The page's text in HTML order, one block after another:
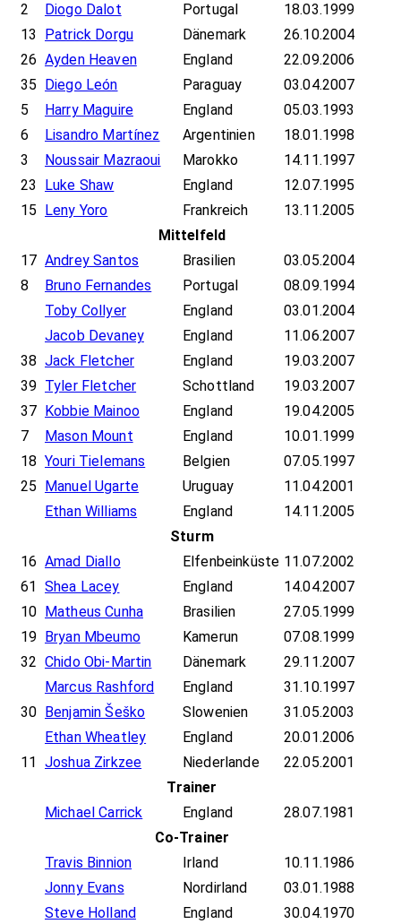
2
Diogo Dalot Portugal
18.03.1999
13
Patrick Dorgu Dänemark
26.10.2004
26 Ayden Heaven England
22.09.2006
35
Diego León Paraguay
03.04.2007
5
Harry Maguire England
05.03.1993
6
Lisandro Martínez Argentinien
18.01.1998
3
Noussair Mazraoui Marokko
14.11.1997
23
Luke Shaw England
12.07.1995
15
Leny Yoro Frankreich
13.11.2005
Mittelfeld
17 Andrey Santos Brasilien
03.05.2004
8
Bruno Fernandes Portugal
08.09.1994
Toby Collyer
England
03.01.2004
Jacob Devaney
England
11.06.2007
38 Jack Fletcher England
19.03.2007
39 Tyler Fletcher Schottland
19.03.2007
37
Kobbie Mainoo England
19.04.2005
7
Mason Mount England
10.01.1999
18 Youri Tielemans Belgien
07.05.1997
25
Manuel Ugarte Uruguay
11.04.2001
Ethan Williams
England
14.11.2005
Sturm
16 Amad Diallo Elfenbeinküste 11.07.2002
61
Shea Lacey England
14.04.2007
10
Matheus Cunha Brasilien
27.05.1999
19
Bryan Mbeumo Kamerun
07.08.1999
32 Chido Obi-Martin Dänemark
29.11.2007
Marcus Rashford
England
31.10.1997
30
Benjamin Šeško Slowenien
31.05.2003
Ethan Wheatley
England
20.01.2006
11
Joshua Zirkzee Niederlande
22.05.2001
Trainer
Michael Carrick
England
28.07.1981
Co-Trainer
Travis Binnion
Irland
10.11.1986
Jonny Evans
Nordirland
03.01.1988
Steve Holland
England 30.04.1970